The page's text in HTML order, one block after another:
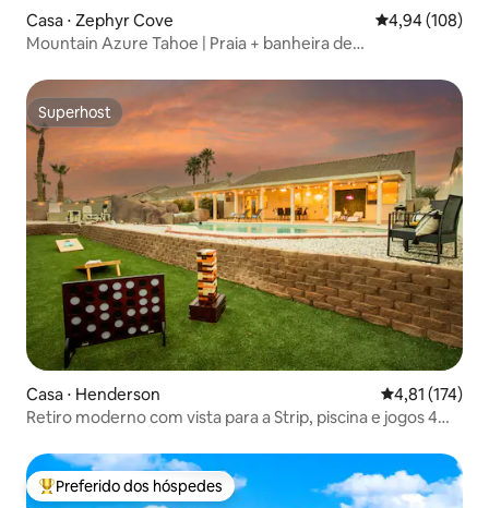
Casa ⋅ Zephyr Cove 4,94 de uma
4,94 (108)
Mountain Azure Tahoe | Praia + banheira de
Superhost
Superhost
Casa ⋅ Henderson 4,81 de uma
4,81 (174)
Retiro moderno com vista para a Strip, piscina e jogos 4
Entre os melhores preferidos dos hóspedes
Preferido dos hóspedes